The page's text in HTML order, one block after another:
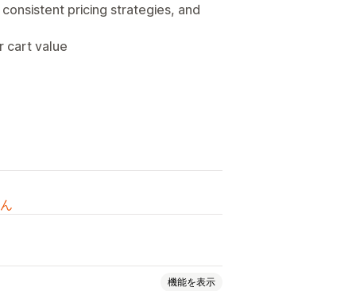
pricing strategies, and
cart value
機能を表示